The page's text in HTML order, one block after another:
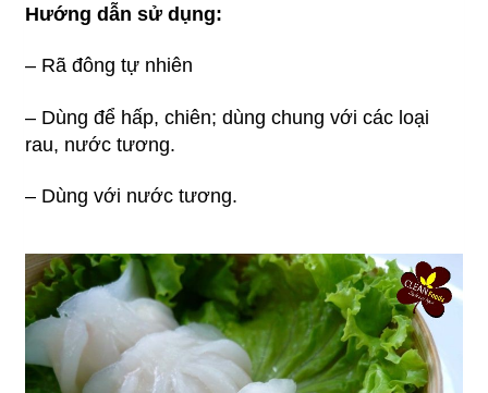
Hướng dẫn sử dụng:
– Rã đông tự nhiên
– Dùng để hấp, chiên; dùng chung với các loại
rau, nước tương.
– Dùng với nước tương.